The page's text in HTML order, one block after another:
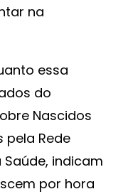
na
essa
do
Nascidos
pela Rede
Saúde, indicam
por hora